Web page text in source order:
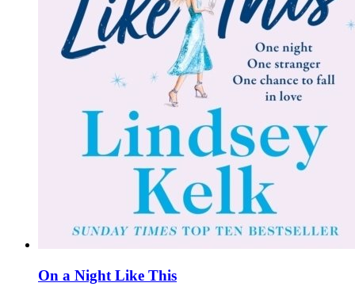
On a Night Like This